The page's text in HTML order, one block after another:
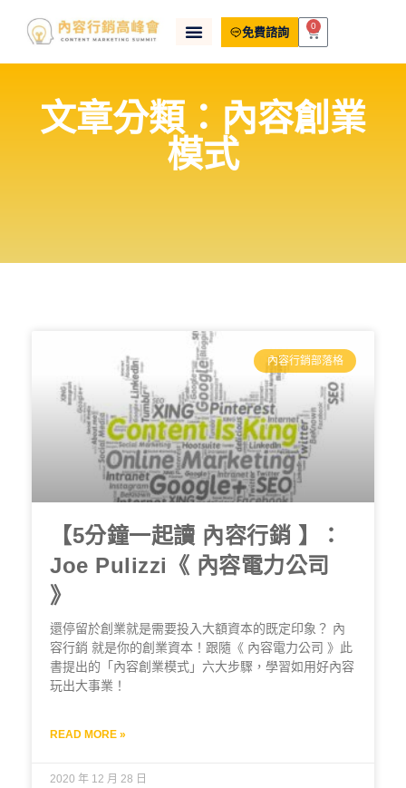
免費諮詢 0
文章分類：內容創業
模式
內容行銷部落格
【5分鐘一起讀 內容行銷 】：
Joe Pulizzi《 內容電力公司
》
還停留於創業就是需要投入大額資本的既定印象？ 內
容行銷 就是你的創業資本！跟隨《 內容電力公司 》此
書提出的「內容創業模式」六大步驟，學習如用好內容
玩出大事業！
READ MORE »
2020 年 12 月 28 日